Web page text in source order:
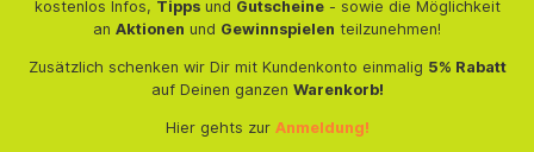
kostenlos Infos, Tippsund Gutscheine- sowie die Möglichkeit
an Aktionen und Gewinnspielen teilzunehmen!
Zusätzlich schenken wir Dir mit Kundenkonto einmalig 5% Rabatt
auf Deinen ganzen Warenkorb!
Hier gehts zur Anmeldung!